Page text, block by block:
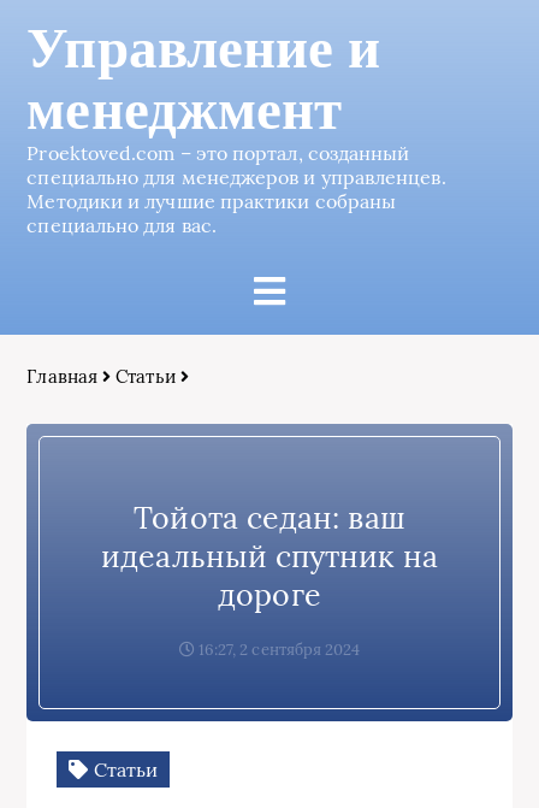
Управление и
менеджмент
Proektoved.com – это портал, созданный
специально для менеджеров и управленцев.
Методики и лучшие практики собраны
специально для вас.
Главная Статьи
Тойота седан: ваш
идеальный спутник на
дороге
16:27, 2 сентября 2024
Статьи